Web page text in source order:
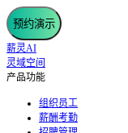
预约演示
薪灵AI
灵域空间
产品功能
组织员工
薪酬考勤